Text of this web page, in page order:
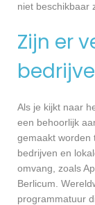
niet beschikbaar
Zijn er
Als je kijkt naar
een behoorlijk
gemaakt worden
bedrijven en
omvang, zoals
Berlicum.
programmatuur